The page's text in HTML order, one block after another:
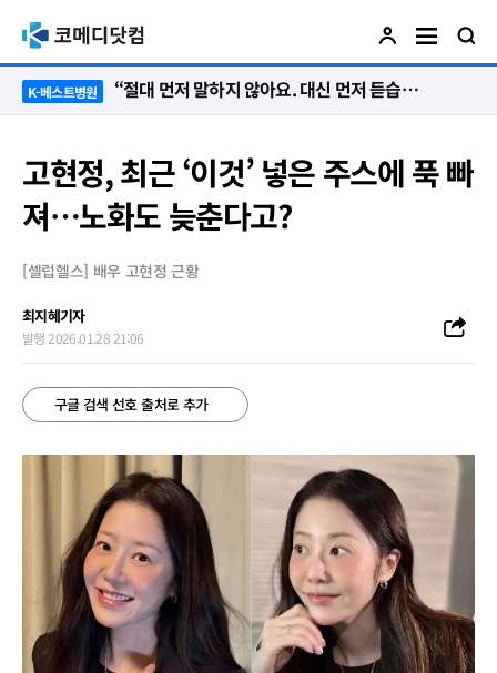
K-베스트병원 “절대 먼저 말하지 않아요. 대신 먼저 듣습니다”
고현정, 최근 ‘이것’ 넣은 주스에 푹 빠
져…노화도 늦춘다고?
[셀럽헬스] 배우 고현정 근황
최지혜기자
발행 2026.01.28 21:06
구글 검색 선호 출처로 추가